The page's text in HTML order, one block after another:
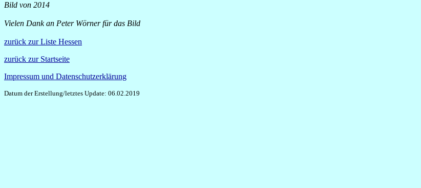
Bild von 2014
Vielen Dank an Peter Wörner für das Bild
zurück zur Liste Hessen
zurück zur Startseite
Impressum und Datenschutzerklärung
Datum der Erstellung/letztes Update: 06.02.2019